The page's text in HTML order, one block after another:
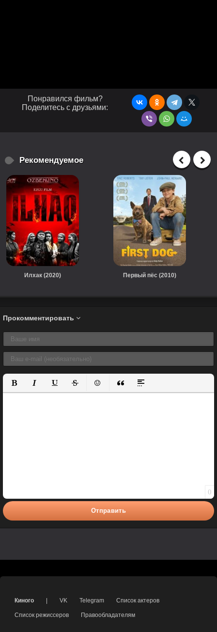
Понравился фильм?
Поделитесь с друзьями:
Рекомендуемое
Илхак (2020) Первый пёс (2010)
Прокомментировать
Полужирный
КурсивПодчеркнутый
ЗачеркнутыйВставить смайлик
Вставка цитаты
Вставка спойлера
0
Отправить
Киного VK Telegram Список актеров
Список режиссеров Правообладателям